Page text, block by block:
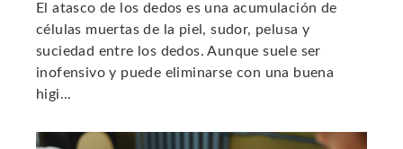
El atasco de los dedos es una acumulación de
células muertas de la piel, sudor, pelusa y
suciedad entre los dedos. Aunque suele ser
inofensivo y puede eliminarse con una buena
higi...